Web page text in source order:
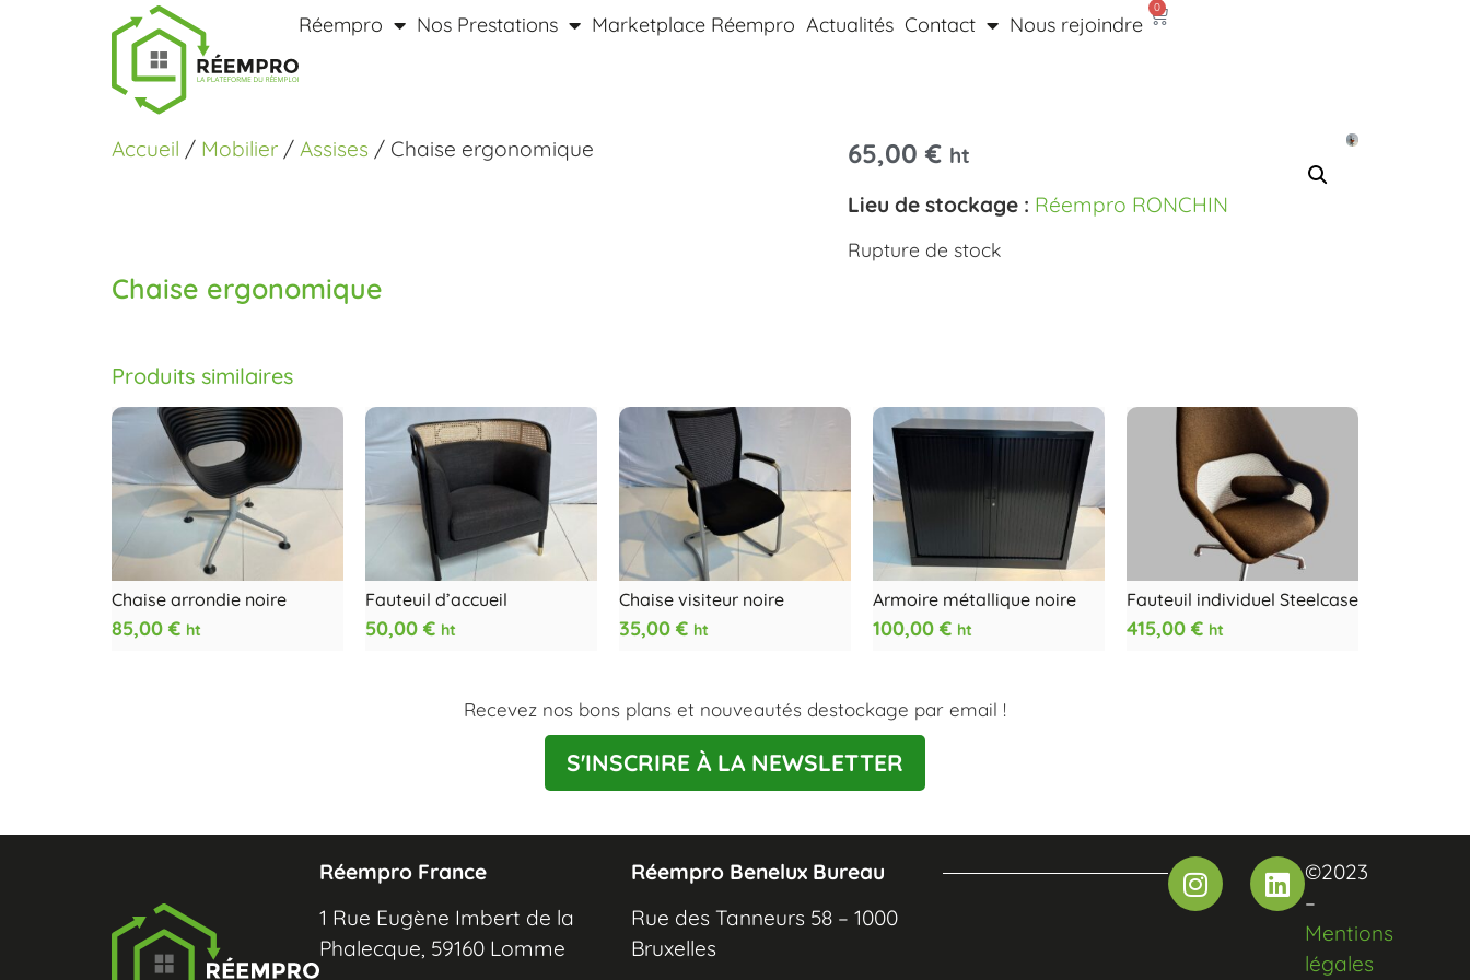
Réempro Nos Prestations Marketplace Réempro Actualités Contact Nous rejoindre
0
Accueil / Mobilier / Assises / Chaise ergonomique
Chaise ergonomique
65,00 € ht
Lieu de stockage : Réempro RONCHIN
Rupture de stock
Produits similaires
Chaise arrondie noire
85,00 € ht
Fauteuil d’accueil
50,00 € ht
Chaise visiteur noire
35,00 € ht
Armoire métallique noire
100,00 € ht
Fauteuil individuel Steelcase
415,00 € ht
Recevez nos bons plans et nouveautés destockage par email !
S'INSCRIRE À LA NEWSLETTER
Réempro France
1 Rue Eugène Imbert de la
Phalecque, 59160 Lomme
Réempro Benelux Bureau
Rue des Tanneurs 58 – 1000
Bruxelles
©2023
–
Mentions
légales